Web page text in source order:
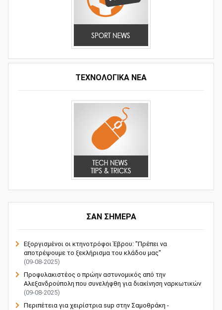
ΤΕΧΝΟΛΟΓΙΚΑ ΝΕΑ
ΣΑΝ ΣΗΜΕΡΑ
Εξοργισμένοι οι κτηνοτρόφοι Έβρου: "Πρέπει να
αποτρέψουμε το ξεκλήρισμα του κλάδου μας"
(09-08-2025)
Προφυλακιστέος ο πρώην αστυνομικός από την
Αλεξανδρούπολη που συνελήφθη για διακίνηση ναρκωτικών
(09-08-2025)
Περιπέτεια για χειρίστρια sup στην Σαμοθράκη -